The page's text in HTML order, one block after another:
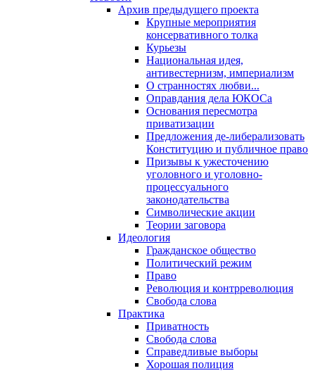
Архив предыдущего проекта
Крупные мероприятия
консервативного толка
Курьезы
Национальная идея,
антивестернизм, империализм
О странностях любви...
Оправдания дела ЮКОСа
Основания пересмотра
приватизации
Предложения де-либерализовать
Конституцию и публичное право
Призывы к ужесточению
уголовного и уголовно-
процессуального
законодательства
Символические акции
Теории заговора
Идеология
Гражданское общество
Политический режим
Право
Революция и контрреволюция
Свобода слова
Практика
Приватность
Свобода слова
Справедливые выборы
Хорошая полиция